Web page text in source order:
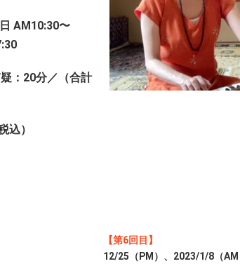
AM10:30〜
20分／（合計
込）
【第6回目】
12/25（PM）、2023/1/8（AM